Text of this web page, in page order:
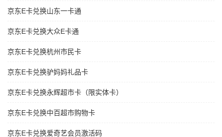
京东E卡兑换山东一卡通
京东E卡兑换大众E卡通
京东E卡兑换杭州市民卡
京东E卡兑换驴妈妈礼品卡
京东E卡兑换永辉超市卡（限实体卡）
京东E卡兑换中百超市购物卡
京东E卡兑换爱奇艺会员激活码